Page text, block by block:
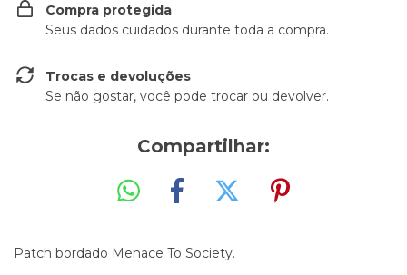
Compra protegida
Seus dados cuidados durante toda a compra.
Trocas e devoluções
Se não gostar, você pode trocar ou devolver.
Compartilhar:
Patch bordado Menace To Society.